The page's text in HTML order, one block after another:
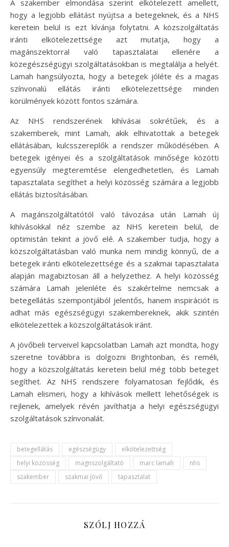
A szakember elmondása szerint elkötelezett amellett,
hogy a legjobb ellátást nyújtsa a betegeknek, és a NHS
keretein belül is ezt kívánja folytatni. A közszolgáltatás
iránti elkötelezettsége azt mutatja, hogy a
magánszektorral való tapasztalatai ellenére a
közegészségügyi szolgáltatásokban is megtalálja a helyét.
Lamah hangsúlyozta, hogy a betegek jóléte és a magas
színvonalú ellátás iránti elkötelezettsége minden
körülmények között fontos számára.
Az NHS rendszerének kihívásai sokrétűek, és a
szakemberek, mint Lamah, akik elhivatottak a betegek
ellátásában, kulcsszereplők a rendszer működésében. A
betegek igényei és a szolgáltatások minősége közötti
egyensúly megteremtése elengedhetetlen, és Lamah
tapasztalata segíthet a helyi közösség számára a legjobb
ellátás biztosításában.
A magánszolgáltatótól való távozása után Lamah új
kihívásokkal néz szembe az NHS keretein belül, de
optimistán tekint a jövő elé. A szakember tudja, hogy a
közszolgáltatásban való munka nem mindig könnyű, de a
betegek iránti elkötelezettsége és a szakmai tapasztalata
alapján magabiztosan áll a helyzethez. A helyi közösség
számára Lamah jelenléte és szakértelme nemcsak a
betegellátás szempontjából jelentős, hanem inspirációt is
adhat más egészségügyi szakembereknek, akik szintén
elkötelezettek a közszolgáltatások iránt.
A jövőbeli terveivel kapcsolatban Lamah azt mondta, hogy
szeretne továbbra is dolgozni Brightonban, és reméli,
hogy a közszolgáltatás keretein belül még több beteget
segíthet. Az NHS rendszere folyamatosan fejlődik, és
Lamah elismeri, hogy a kihívások mellett lehetőségek is
rejlenek, amelyek révén javíthatja a helyi egészségügyi
szolgáltatások színvonalát.
betegellátás egészségügy
elkötelezettség
helyi közösség
magnszolgáltató marc lamah
nhs
szakember
szakmai jövő tapasztalat
SZÓLJ HOZZÁ